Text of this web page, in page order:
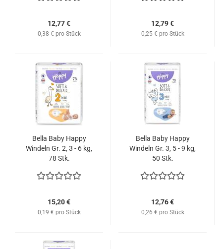
12,77 €
0,38 € pro Stück
12,79 €
0,25 € pro Stück
Bella Baby Happy
Windeln Gr. 2, 3 - 6 kg,
78 Stk.
15,20 €
0,19 € pro Stück
Bella Baby Happy
Windeln Gr. 3, 5 - 9 kg,
50 Stk.
12,76 €
0,26 € pro Stück